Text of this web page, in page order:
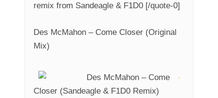
remix from Sandeagle & F1D0 [/quote-0]
Des McMahon – Come Closer (Original
Mix)
Des McMahon – Come
Closer (Sandeagle & F1D0 Remix)